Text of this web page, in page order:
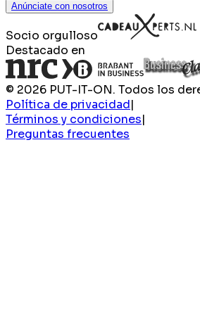
Anúnciate con nosotros
Socio orgulloso
Destacado en
© 2026 PUT-IT-ON. Todos los
Política de privacidad|
Términos y condiciones|
Preguntas frecuentes